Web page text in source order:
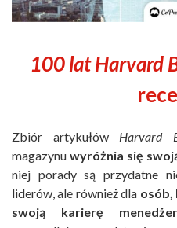
100 lat Harvard
Zbiór artykułów Harvard
magazynu wyróżnia się
niej porady są przydatne
liderów, ale również dla osób,
swoją karierę